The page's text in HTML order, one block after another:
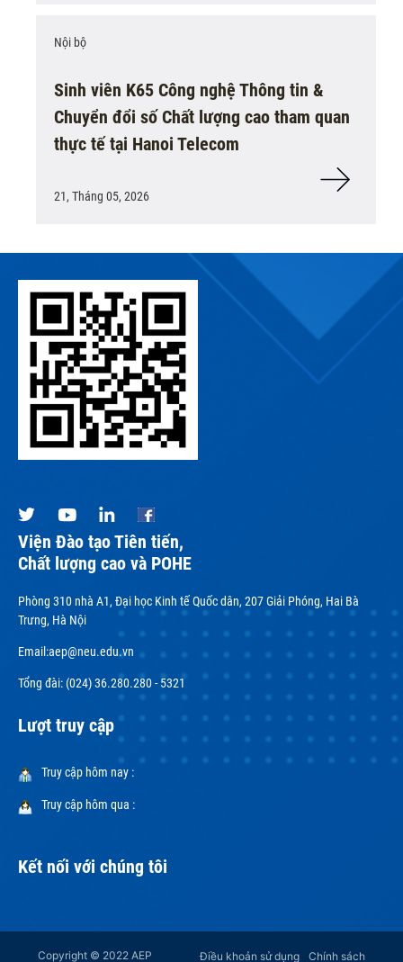
Nội bộ
Sinh viên K65 Công nghệ Thông tin &
Chuyển đổi số Chất lượng cao tham quan
thực tế tại Hanoi Telecom
21, Tháng 05, 2026
Viện Đào tạo Tiên tiến,
Chất lượng cao và POHE
Phòng 310 nhà A1, Đại học Kinh tế Quốc dân, 207 Giải Phóng, Hai Bà
Trưng, Hà Nội
Email:aep@neu.edu.vn
Tổng đài: (024) 36.280.280 - 5321
Lượt truy cập
Truy cập hôm nay :
Truy cập hôm qua :
Kết nối với chúng tôi
Copyright © 2022 AEP Điều khoản sử dụng Chính sách